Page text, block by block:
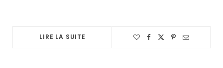
LIRE LA SUITE